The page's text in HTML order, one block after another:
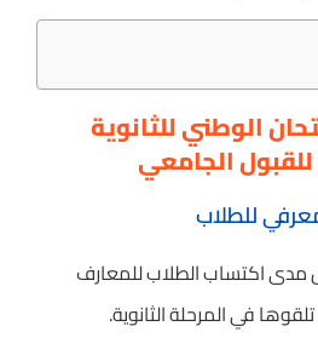
الوطني للثانوية
الجامعي
مدى اكتساب الطلاب للمعارف
في المرحلة الثانوية.